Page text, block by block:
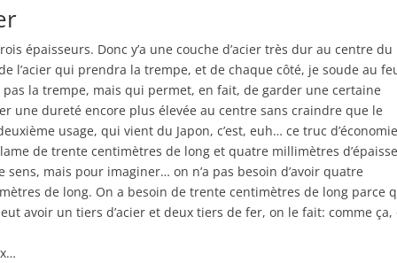
épaisseurs. Donc y’a une couche d’acier très dur au centre du
l’acier qui prendra la trempe, et de chaque côté, je soude au
la trempe, mais qui permet, en fait, de garder une certaine
une dureté encore plus élevée au centre sans craindre que le
usage, qui vient du Japon, c’est, euh… ce truc
de trente centimètres de long et quatre millimètres
mais pour imaginer… on n’a pas besoin d’avoir quatre
de long. On a besoin de trente centimètres de long parce
avoir un tiers d’acier et deux tiers de fer, on le fait: comme ça,